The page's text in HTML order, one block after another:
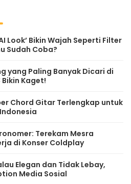
Look’ Bikin Wajah Seperti Filter
Sudah Coba?
yang Paling Banyak Dicari di
Kaget!
Chord Gitar Terlengkap untuk
Terekam Mesra
di Konser Coldplay
Elegan dan Tidak Lebay,
Media Sosial